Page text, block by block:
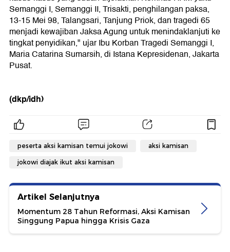
Semanggi I, Semanggi II, Trisakti, penghilangan paksa,
13-15 Mei 98, Talangsari, Tanjung Priok, dan tragedi 65
menjadi kewajiban Jaksa Agung untuk menindaklanjuti ke
tingkat penyidikan," ujar Ibu Korban Tragedi Semanggi I,
Maria Catarina Sumarsih, di Istana Kepresidenan, Jakarta
Pusat.
(dkp/idh)
peserta aksi kamisan temui jokowi aksi kamisan
jokowi diajak ikut aksi kamisan
Artikel Selanjutnya
Momentum 28 Tahun Reformasi, Aksi Kamisan
Singgung Papua hingga Krisis Gaza